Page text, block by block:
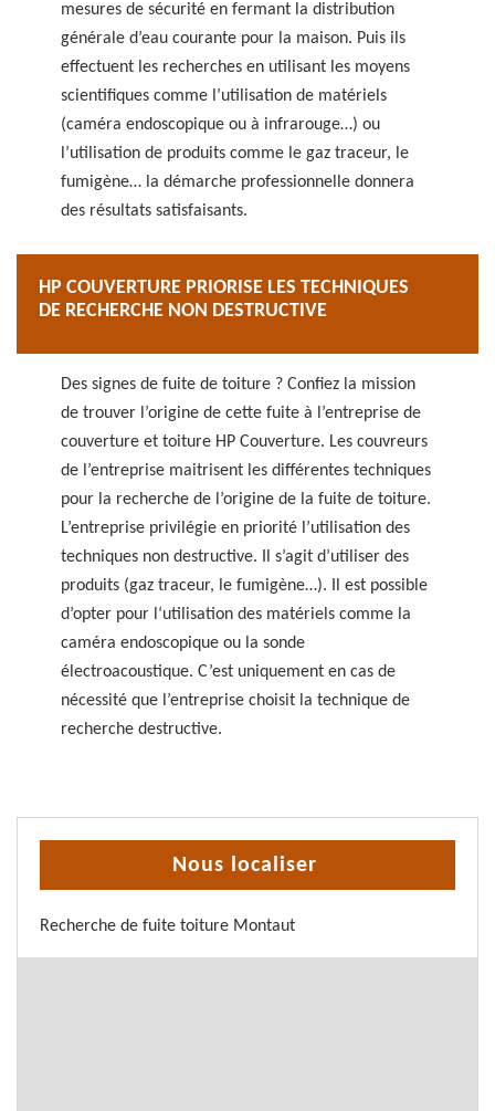
mesures de sécurité en fermant la distribution
générale d’eau courante pour la maison. Puis ils
effectuent les recherches en utilisant les moyens
scientifiques comme l’utilisation de matériels
(caméra endoscopique ou à infrarouge…) ou
l’utilisation de produits comme le gaz traceur, le
fumigène… la démarche professionnelle donnera
des résultats satisfaisants.
HP COUVERTURE PRIORISE LES TECHNIQUES
DE RECHERCHE NON DESTRUCTIVE
Des signes de fuite de toiture ? Confiez la mission
de trouver l’origine de cette fuite à l’entreprise de
couverture et toiture HP Couverture. Les couvreurs
de l’entreprise maitrisent les différentes techniques
pour la recherche de l’origine de la fuite de toiture.
L’entreprise privilégie en priorité l’utilisation des
techniques non destructive. Il s’agit d’utiliser des
produits (gaz traceur, le fumigène…). Il est possible
d’opter pour l‘utilisation des matériels comme la
caméra endoscopique ou la sonde
électroacoustique. C’est uniquement en cas de
nécessité que l’entreprise choisit la technique de
recherche destructive.
Nous localiser
Recherche de fuite toiture Montaut